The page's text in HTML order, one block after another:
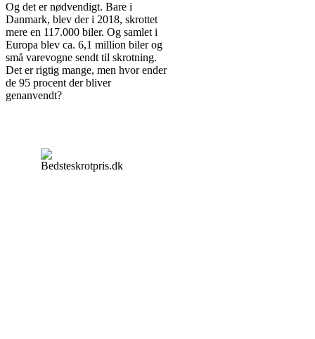
Og det er nødvendigt. Bare i
Danmark, blev der i 2018, skrottet
mere en 117.000 biler. Og samlet i
Europa blev ca. 6,1 million biler og
små varevogne sendt til skrotning.
Det er rigtig mange, men hvor ender
de 95 procent der bliver
genanvendt?